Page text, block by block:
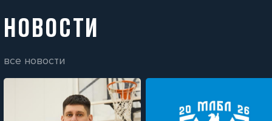
НОВОСТИ
все новости